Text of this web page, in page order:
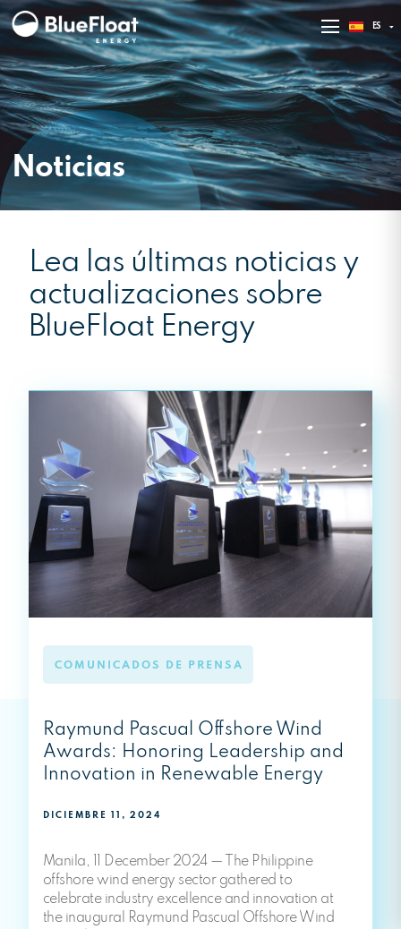
ES
EN
Noticias
Lea las últimas noticias y
actualizaciones sobre
BlueFloat Energy
COMUNICADOS DE PRENSA
Raymund Pascual Offshore Wind
Awards: Honoring Leadership and
Innovation in Renewable Energy
DICIEMBRE 11, 2024
Manila, 11 December 2024 — The Philippine
offshore wind energy sector gathered to
celebrate industry excellence and innovation at
the inaugural Raymund Pascual Offshore Wind